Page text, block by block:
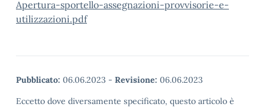
Apertura-sportello-assegnazioni-provvisorie-e-
utilizzazioni.pdf
Pubblicato: 06.06.2023 - Revisione: 06.06.2023
Eccetto dove diversamente specificato, questo articolo è